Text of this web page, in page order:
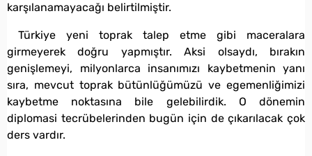
karşılanamayacağı belirtilmiştir.
Türkiye yeni toprak talep etme gibi maceralara
girmeyerek doğru yapmıştır. Aksi olsaydı, bırakın
genişlemeyi, milyonlarca insanımızı kaybetmenin yanı
sıra, mevcut toprak bütünlüğümüzü ve egemenliğimizi
kaybetme noktasına bile gelebilirdik. O dönemin
diplomasi tecrübelerinden bugün için de çıkarılacak çok
ders vardır.